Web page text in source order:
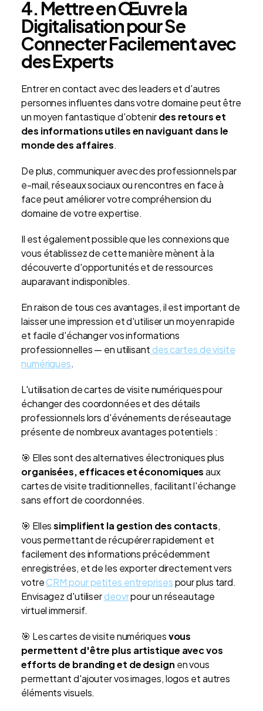
4. Mettre en Œuvre la
Digitalisation pour Se
Connecter Facilement avec
des Experts
Entrer en contact avec des leaders et d'autres
personnes influentes dans votre domaine peut être
un moyen fantastique d'obtenirdes retours et
des informations utiles en naviguant dans le
monde des affaires.
De plus, communiquer avec des professionnels par
e-mail, réseaux sociaux ou rencontres en face à
face peut améliorer votre compréhension du
domaine de votre expertise.
Il est également possible que les connexions que
vous établissez de cette manière mènent à la
découverte d'opportunités et de ressources
auparavant indisponibles.
En raison de tous ces avantages, il est important de
laisser une impression et d'utiliser un moyen rapide
et facile d'échanger vos informations
professionnelles — en utilisantdes cartes de visite
numériques.
L'utilisation de cartes de visite numériques pour
échanger des coordonnées et des détails
professionnels lors d'événements de réseautage
présente de nombreux avantages potentiels :
🎯 Elles sont des alternatives électroniques plus
organisées, efficaces et économiquesaux
cartes de visite traditionnelles, facilitant l'échange
sans effort de coordonnées.
🎯 Ellessimplifient la gestion des contacts,
vous permettant de récupérer rapidement et
facilement des informations précédemment
enregistrées, et de les exporter directement vers
votreCRM pour petites entreprisespour plus tard.
Envisagez d'utiliserdeovrpour un réseautage
virtuel immersif.
🎯 Les cartes de visite numériquesvous
permettent d'être plus artistique avec vos
efforts de branding et de design en vous
permettant d'ajouter vos images, logos et autres
éléments visuels.